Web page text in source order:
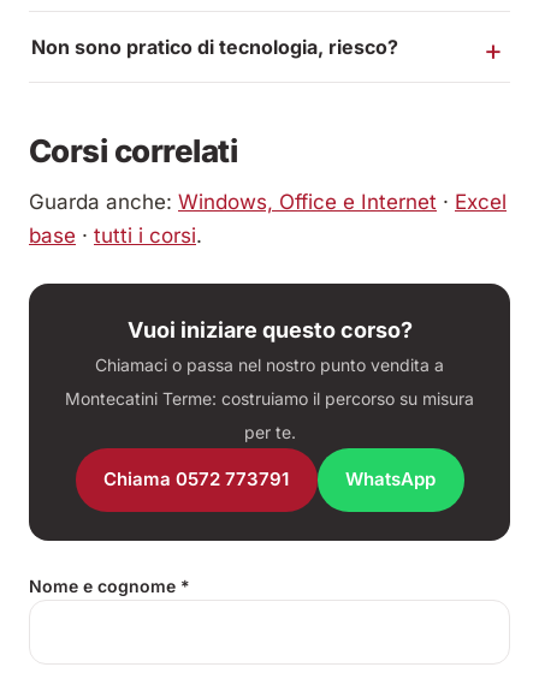
Non sono pratico di tecnologia, riesco?
Corsi correlati
Guarda anche: Windows, Office e Internet · Excel
base · tutti i corsi.
Vuoi iniziare questo corso?
Chiamaci o passa nel nostro punto vendita a
Montecatini Terme: costruiamo il percorso su misura
per te.
Chiama 0572 773791 WhatsApp
Nome e cognome *